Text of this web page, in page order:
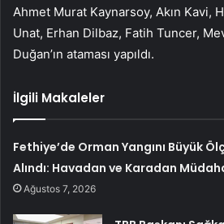
Ahmet Murat Kaynarsoy, Akın Kavi,
Unat, Erhan Dilbaz, Fatih Tuncer,
Duğan’ın ataması yapıldı.
İlgili Makaleler
Fethiye’de Orman Yangını Büyük
Alındı: Havadan ve Karadan
Ağustos 7, 2026